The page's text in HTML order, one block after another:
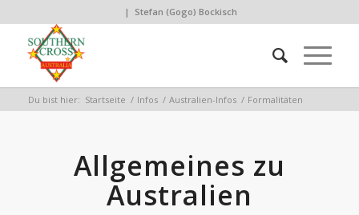
| Stefan (Gogo) Bockisch
Du bist hier: Startseite / Infos / Australien-Infos / Formalitäten
Allgemeines zu
Australien